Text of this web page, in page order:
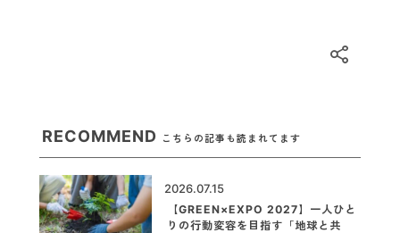
RECOMMEND こちらの記事も読まれてます
2026.07.15
【GREEN×EXPO 2027】一人ひと
りの行動変容を目指す「地球と共